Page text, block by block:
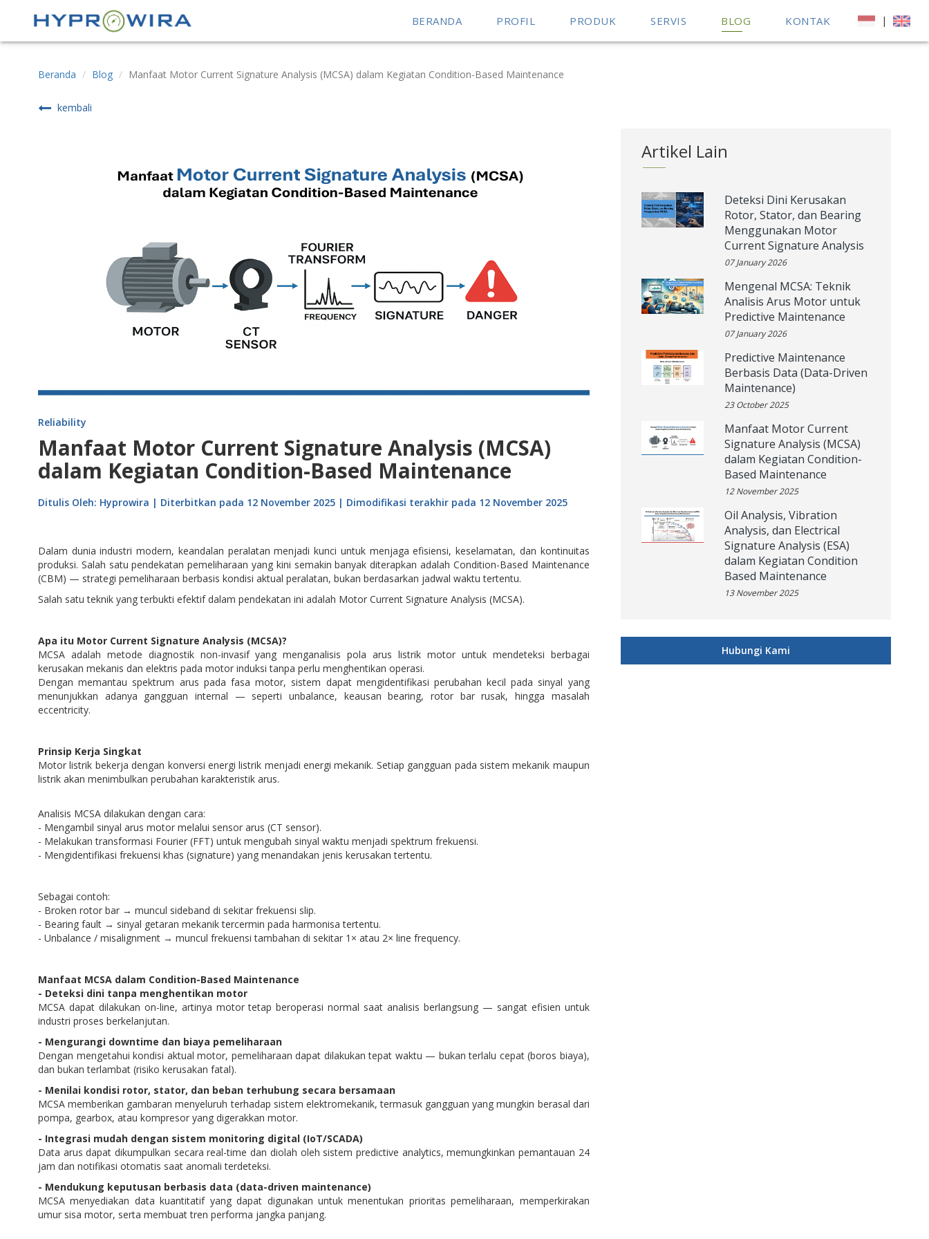
BERANDA PROFIL PRODUK SERVIS BLOG KONTAK |
Beranda Blog Manfaat Motor Current Signature Analysis (MCSA) dalam Kegiatan Condition-Based Maintenance
kembali
Reliability
Manfaat Motor Current Signature Analysis (MCSA)
dalam Kegiatan Condition-Based Maintenance
Ditulis Oleh: Hyprowira | Diterbitkan pada 12 November 2025 | Dimodifikasi terakhir pada 12 November 2025
Dalam dunia industri modern, keandalan peralatan menjadi kunci untuk menjaga efisiensi, keselamatan, dan kontinuitas
produksi. Salah satu pendekatan pemeliharaan yang kini semakin banyak diterapkan adalah Condition-Based Maintenance
(CBM) — strategi pemeliharaan berbasis kondisi aktual peralatan, bukan berdasarkan jadwal waktu tertentu.
Salah satu teknik yang terbukti efektif dalam pendekatan ini adalah Motor Current Signature Analysis (MCSA).
Apa itu Motor Current Signature Analysis (MCSA)?
MCSA adalah metode diagnostik non-invasif yang menganalisis pola arus listrik motor untuk mendeteksi berbagai
kerusakan mekanis dan elektris pada motor induksi tanpa perlu menghentikan operasi.
Dengan memantau spektrum arus pada fasa motor, sistem dapat mengidentifikasi perubahan kecil pada sinyal yang
menunjukkan adanya gangguan internal — seperti unbalance, keausan bearing, rotor bar rusak, hingga masalah
eccentricity.
Prinsip Kerja Singkat
Motor listrik bekerja dengan konversi energi listrik menjadi energi mekanik. Setiap gangguan pada sistem mekanik maupun
listrik akan menimbulkan perubahan karakteristik arus.
Analisis MCSA dilakukan dengan cara:
- Mengambil sinyal arus motor melalui sensor arus (CT sensor).
- Melakukan transformasi Fourier (FFT) untuk mengubah sinyal waktu menjadi spektrum frekuensi.
- Mengidentifikasi frekuensi khas (signature) yang menandakan jenis kerusakan tertentu.
Sebagai contoh:
- Broken rotor bar → muncul sideband di sekitar frekuensi slip.
- Bearing fault → sinyal getaran mekanik tercermin pada harmonisa tertentu.
- Unbalance / misalignment → muncul frekuensi tambahan di sekitar 1× atau 2× line frequency.
Manfaat MCSA dalam Condition-Based Maintenance
- Deteksi dini tanpa menghentikan motor
MCSA dapat dilakukan on-line, artinya motor tetap beroperasi normal saat analisis berlangsung — sangat efisien untuk
industri proses berkelanjutan.
- Mengurangi downtime dan biaya pemeliharaan
Dengan mengetahui kondisi aktual motor, pemeliharaan dapat dilakukan tepat waktu — bukan terlalu cepat (boros biaya),
dan bukan terlambat (risiko kerusakan fatal).
- Menilai kondisi rotor, stator, dan beban terhubung secara bersamaan
MCSA memberikan gambaran menyeluruh terhadap sistem elektromekanik, termasuk gangguan yang mungkin berasal dari
pompa, gearbox, atau kompresor yang digerakkan motor.
- Integrasi mudah dengan sistem monitoring digital (IoT/SCADA)
Data arus dapat dikumpulkan secara real-time dan diolah oleh sistem predictive analytics, memungkinkan pemantauan 24
jam dan notifikasi otomatis saat anomali terdeteksi.
- Mendukung keputusan berbasis data (data-driven maintenance)
MCSA menyediakan data kuantitatif yang dapat digunakan untuk menentukan prioritas pemeliharaan, memperkirakan
umur sisa motor, serta membuat tren performa jangka panjang.
Artikel Lain
Deteksi Dini Kerusakan
Rotor, Stator, dan Bearing
Menggunakan Motor
Current Signature Analysis
07 January 2026
Mengenal MCSA: Teknik
Analisis Arus Motor untuk
Predictive Maintenance
07 January 2026
Predictive Maintenance
Berbasis Data (Data-Driven
Maintenance)
23 October 2025
Manfaat Motor Current
Signature Analysis (MCSA)
dalam Kegiatan Condition-
Based Maintenance
12 November 2025
Oil Analysis, Vibration
Analysis, dan Electrical
Signature Analysis (ESA)
dalam Kegiatan Condition
Based Maintenance
13 November 2025
Hubungi Kami